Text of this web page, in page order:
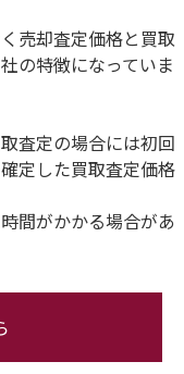
売却査定価格と買取
の特徴になっていま
査定の場合には初回
定した買取査定価格
間がかかる場合があ